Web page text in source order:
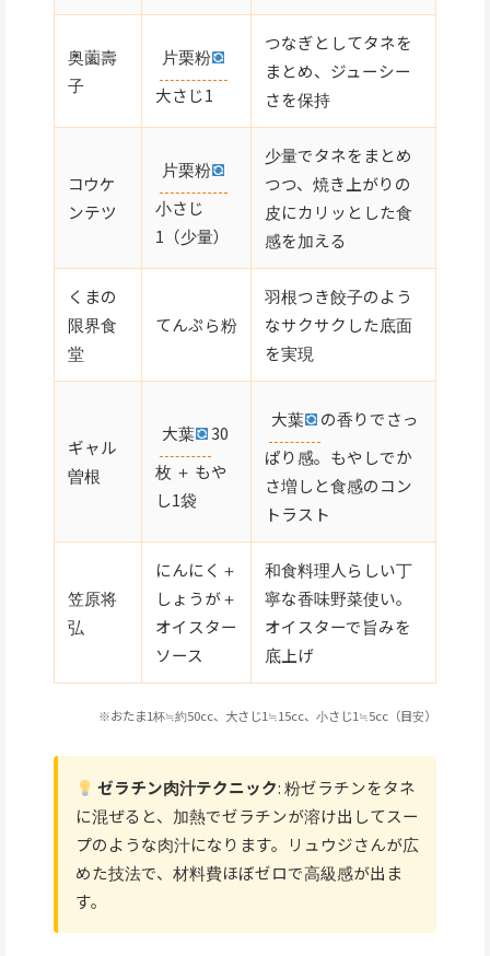
奥薗壽
子
片栗粉
大さじ1
つなぎとしてタネを
まとめ、ジューシー
さを保持
コウケ
ンテツ
片栗粉
小さじ
1（少量）
少量でタネをまとめ
つつ、焼き上がりの
皮にカリッとした食
感を加える
くまの
限界食
堂
てんぷら粉
羽根つき餃子のよう
なサクサクした底面
を実現
ギャル
曽根
大葉
30
枚 ＋ もや
し1袋
大葉
の香りでさっ
ぱり感。もやしでか
さ増しと食感のコン
トラスト
笠原将
弘
にんにく＋
しょうが＋
オイスター
ソース
和食料理人らしい丁
寧な香味野菜使い。
オイスターで旨みを
底上げ
※おたま1杯≒約50cc、大さじ1≒15cc、小さじ1≒5cc（目安）
ゼラチン肉汁テクニック: 粉ゼラチンをタネ
に混ぜると、加熱でゼラチンが溶け出してスー
プのような肉汁になります。リュウジさんが広
めた技法で、材料費ほぼゼロで高級感が出ま
す。